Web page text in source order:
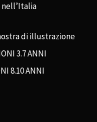
nell’Italia
di illustrazione
3.7 ANNI
8.10 ANNI